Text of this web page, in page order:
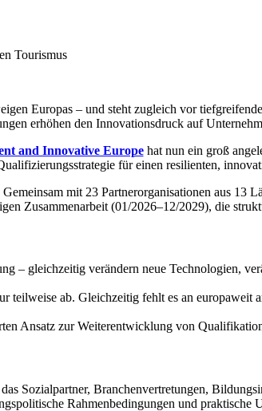
Tourismus
Europas – und steht zugleich vor
erhöhen den Innovationsdruck auf
and Innovative Europehat nun ein groß
für einen resilienten,
mit 23 Partnerorganisationen aus 13
Zusammenarbeit (01/2026–12/2029), die
– gleichzeitig verändern neue Technologien,
ab. Gleichzeitig fehlt es an europaweit
Ansatz zur Weiterentwicklung von
Sozialpartner, Branchenvertretungen,
Rahmenbedingungen und praktische